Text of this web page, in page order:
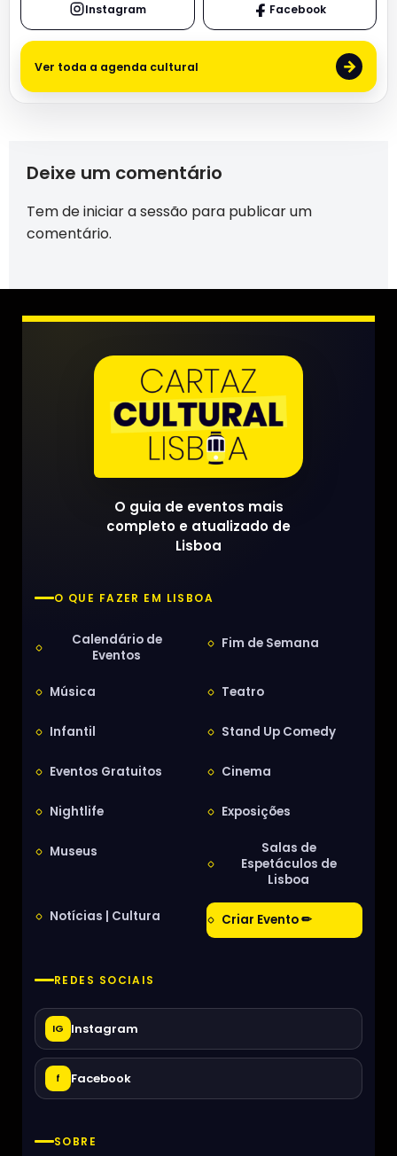
Instagram Facebook
Ver toda a agenda cultural →
Deixe um comentário
Tem deiniciar a sessão para publicar um
comentário.
O guia de eventos mais
completo e atualizado de
Lisboa
O QUE FAZER EM LISBOA
Calendário de
Eventos
Fim de Semana
Música Teatro
Infantil Stand Up Comedy
Eventos Gratuitos Cinema
Nightlife Exposições
Museus
Salas de
Espetáculos de
Lisboa
Notícias | Cultura Criar Evento ✏
REDES SOCIAIS
IG Instagram
f Facebook
SOBRE